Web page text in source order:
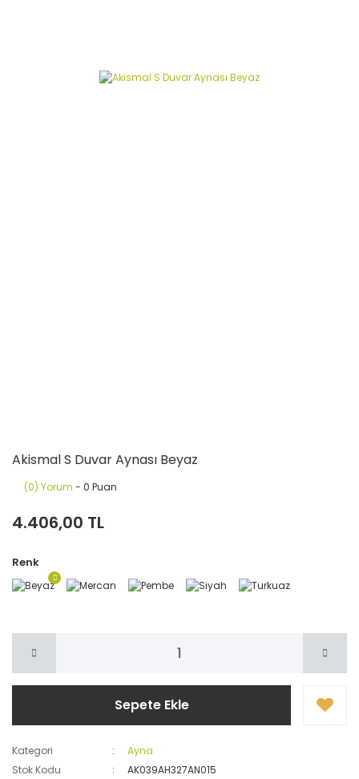
Akismal S Duvar Aynası Beyaz
(0) Yorum - 0 Puan
4.406,00 TL
Renk
Sepete Ekle
Kategori
Ayna
Stok Kodu
AK039AH327AN015